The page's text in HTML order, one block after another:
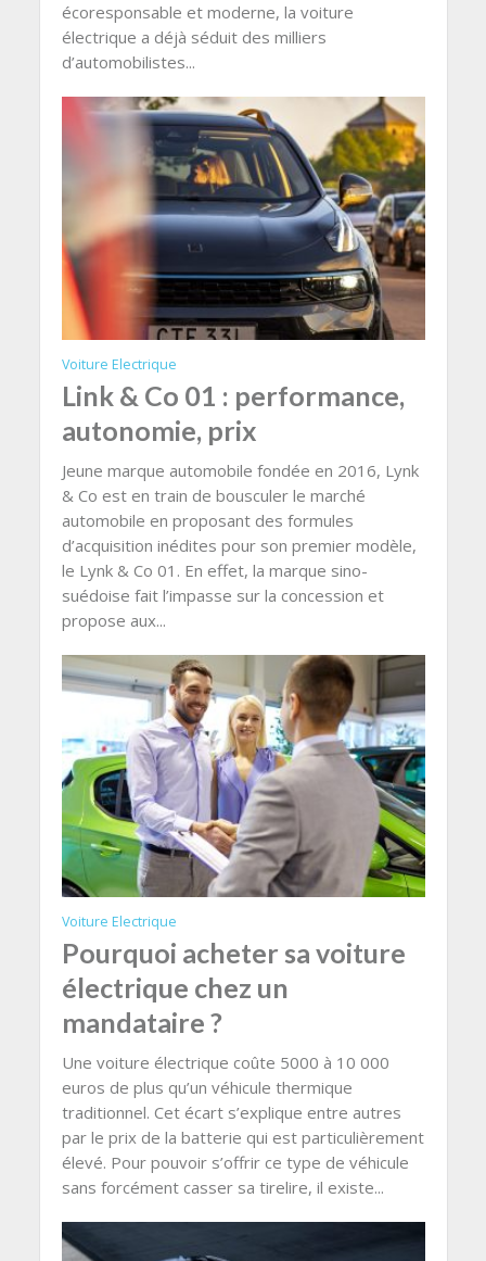
écoresponsable et moderne, la voiture
électrique a déjà séduit des milliers
d’automobilistes...
Voiture Electrique
Link & Co 01 : performance,
autonomie, prix
Jeune marque automobile fondée en 2016, Lynk
& Co est en train de bousculer le marché
automobile en proposant des formules
d’acquisition inédites pour son premier modèle,
le Lynk & Co 01. En effet, la marque sino-
suédoise fait l’impasse sur la concession et
propose aux...
Voiture Electrique
Pourquoi acheter sa voiture
électrique chez un
mandataire ?
Une voiture électrique coûte 5000 à 10 000
euros de plus qu’un véhicule thermique
traditionnel. Cet écart s’explique entre autres
par le prix de la batterie qui est particulièrement
élevé. Pour pouvoir s’offrir ce type de véhicule
sans forcément casser sa tirelire, il existe...